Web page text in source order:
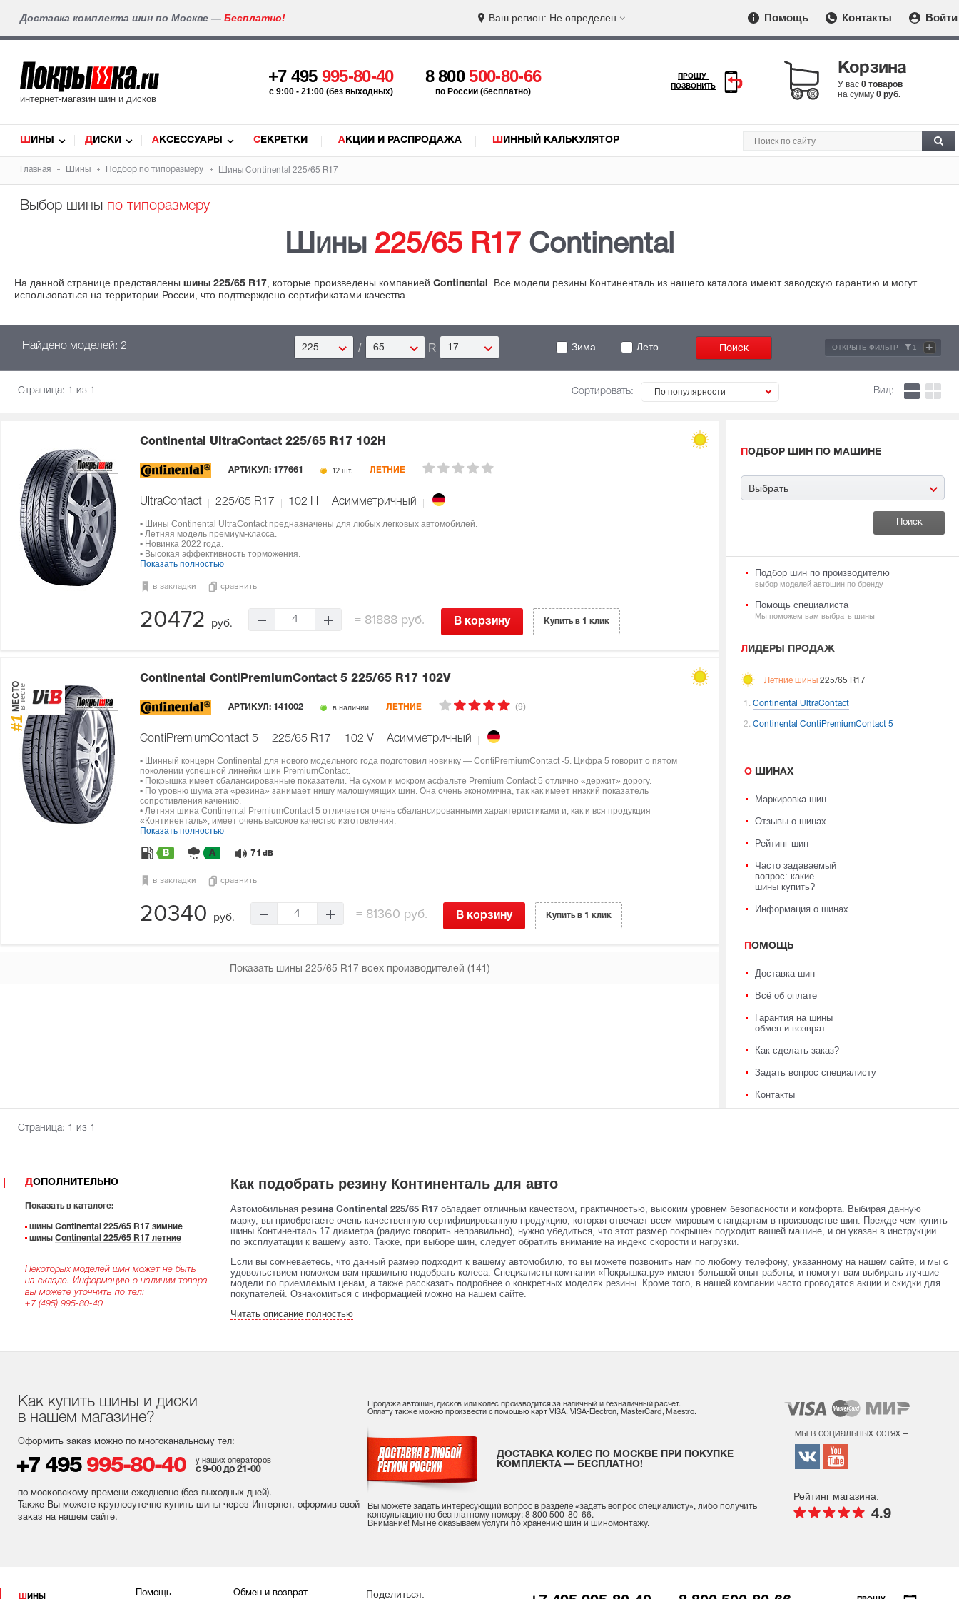
Доставка комплекта шин по Москве — Бесплатно! Ваш регион: Не определен Помощь Контакты Войти
интернет-магазин шин и дисков
+7 495 995-80-40
c 9:00 - 21:00 (без выходных)
8 800500-80-66
по России (бесплатно)
ПРОШУ
ПОЗВОНИТЬ
Корзина
У вас 0 товаров
на сумму 0 руб.
ШИНЫ ДИСКИ АКСЕССУАРЫ СЕКРЕТКИ АКЦИИ И РАСПРОДАЖА ШИННЫЙ КАЛЬКУЛЯТОР
Главная Шины Подбор по типоразмеру Шины Continental 225/65 R17
Выбор шины по типоразмеру
Шины 225/65 R17 Continental
На данной странице представлены шины 225/65 R17 , которые произведены компанией Continental
. Все модели резины Континенталь из нашего каталога имеют заводскую гарантию и могут
использоваться на территории России, что подтверждено сертификатами качества.
Найдено моделей: 2 225 / 65 R 17 Зима Лето ОТКРЫТЬ ФИЛЬТР 1 +
Страница: 1 из 1 Сортировать: По популярности Вид:
Continental UltraContact 225/65 R17 102H
АРТИКУЛ: 177661 12 шт. ЛЕТНИЕ
UltraContact 225/65 R17 102 H Асимметричный
• Шины Continental UltraContact предназначены для любых легковых автомобилей.
• Летняя модель премиум-класса.
• Новинка 2022 года.
• Высокая эффективность торможения.
Показать полностью
в закладки сравнить
20472 руб. 4 =81888 руб. В корзину Купить в 1 клик
#1
МЕСТОв тесте
Continental ContiPremiumContact 5 225/65 R17 102V
АРТИКУЛ: 141002 в наличии ЛЕТНИЕ (9)
ContiPremiumContact 5 225/65 R17 102 V Асимметричный
• Шинный концерн Continental для нового модельного года подготовил новинку — ContiPremiumContact -5. Цифра 5 говорит о пятом
поколении успешной линейки шин PremiumContact.
• Покрышка имеет сбалансированные показатели. На сухом и мокром асфальте Premium Contact 5 отлично «держит» дорогу.
• По уровню шума эта «резина» занимает нишу малошумящих шин. Она очень экономична, так как имеет низкий показатель
сопротивления качению.
• Летняя шина Continental PremiumContact 5 отличается очень сбалансированными характеристиками и, как и вся продукция
«Континенталь», имеет очень высокое качество изготовления.
Показать полностью
B A 71 dB
в закладки сравнить
20340 руб. 4 =81360 руб. В корзину Купить в 1 клик
Показать шины 225/65 R17 всех производителей (141)
ПОДБОР ШИН ПО МАШИНЕ
Выбрать
Подбор шин по производителю
выбор моделей автошин по бренду
Помощь специалиста
Мы поможем вам выбрать шины
ЛИДЕРЫ ПРОДАЖ
Летние шины 225/65 R17
Continental UltraContact
Continental ContiPremiumContact 5
О ШИНАХ
Маркировка шин
Отзывы о шинах
Рейтинг шин
Часто задаваемый
вопрос: какие
шины купить?
Информация о шинах
ПОМОЩЬ
Доставка шин
Всё об оплате
Гарантия на шины
обмен и возврат
Как сделать заказ?
Задать вопрос специалисту
Контакты
Страница: 1 из 1
ДОПОЛНИТЕЛЬНО
Показать в каталоге:
шины Continental 225/65 R17 зимние
шины Continental 225/65 R17 летние
Некоторых моделей шин может не быть
на складе. Информацию о наличии товара
вы можете уточнить по тел:
+7 (495) 995-80-40
Как подобрать резину Континенталь для авто
Автомобильная резина Continental 225/65 R17 обладает отличным качеством, практичностью, высоким уровнем безопасности и комфорта. Выбирая данную
марку, вы приобретаете очень качественную сертифицированную продукцию, которая отвечает всем мировым стандартам в производстве шин. Прежде чем купить
шины Континенталь 17 диаметра (радиус говорить неправильно), нужно убедиться, что этот размер покрышек подходит вашей машине, и он указан в инструкции
по эксплуатации к вашему авто. Также, при выборе шин, следует обратить внимание на индекс скорости и нагрузки.
Если вы сомневаетесь, что данный размер подходит к вашему автомобилю, то вы можете позвонить нам по любому телефону, указанному на нашем сайте, и мы с
удовольствием поможем вам правильно подобрать колеса. Специалисты компании «Покрышка.ру» имеют большой опыт работы, и помогут вам выбирать лучшие
модели по приемлемым ценам, а также рассказать подробнее о конкретных моделях резины. Кроме того, в нашей компании часто проводятся акции и скидки для
покупателей. Ознакомиться с информацией можно на нашем сайте.
Читать описание полностью
Как купить шины и диски
в нашем магазине?
Оформить заказ можно по многоканальному тел:
+7 495 995-80-40 у наших операторов
с 9-00 до 21-00
по московскому времени ежедневно (без выходных дней).
Также Вы можете круглосуточно купить шины через Интернет, оформив свой
заказ на нашем сайте.
Продажа автошин, дисков или колес производится за наличный и безналичный расчет.
Оплату также можно произвести с помощью карт VISA, VISA-Electron, MasterCard, Maestro.
ДОСТАВКА КОЛЕС ПО МОСКВЕ ПРИ ПОКУПКЕ
КОМПЛЕКТА — БЕСПЛАТНО!
Вы можете задать интересующий вопрос в разделе «задать вопрос специалисту», либо получить
консультацию по бесплатному номеру: 8 800 500-80-66.
Внимание! Мы не оказываем услуги по хранению шин и шиномонтажу.
мы в социальных сетях –
Рейтинг магазина:
4.9
ШИНЫ Помощь Обмен и возврат Поделиться: